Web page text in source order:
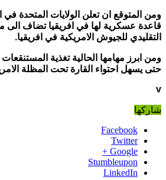
ومن المتوقع ان تعلن الولايات المتحدة في
قاعدة عسكرية لها في افريقيا تضاف الى
التقليدي للجيوش الامريكية في افريقيا.
ومن ابرز مهامها الحالية تغذية
حتى يسهل احتواء القارة تحت المظلة
v
شاركها
Facebook
Twitter
Google +
Stumbleupon
LinkedIn